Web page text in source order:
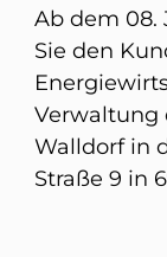
Ab dem 08.
Sie den
Verwaltung
Walldorf in
Straße 9 in